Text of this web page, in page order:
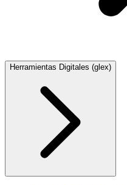
Herramientas Digitales (glex)